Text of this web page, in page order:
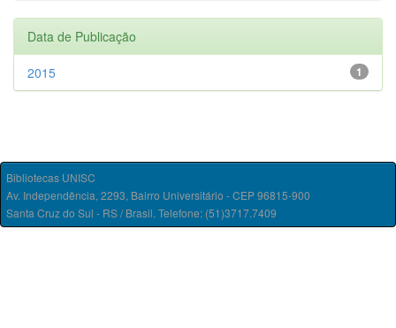
Data de Publicação
1
2015
Bibliotecas UNISC
Av. Independência, 2293, Bairro Universitário - CEP 96815-900
Santa Cruz do Sul - RS / Brasil. Telefone: (51)3717.7409